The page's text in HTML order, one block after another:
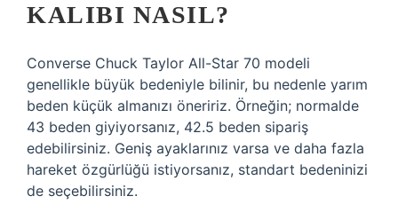
KALIBI NASIL?
Converse Chuck Taylor All-Star 70 modeli
genellikle büyük bedeniyle bilinir, bu nedenle yarım
beden küçük almanızı öneririz. Örneğin; normalde
43 beden giyiyorsanız, 42.5 beden sipariş
edebilirsiniz. Geniş ayaklarınız varsa ve daha fazla
hareket özgürlüğü istiyorsanız, standart bedeninizi
de seçebilirsiniz.